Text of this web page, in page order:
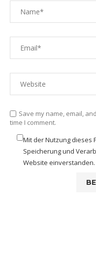
Save my name, email,
time I comment.
Mit der Nutzung dieses
Speicherung und
Website einverstanden.